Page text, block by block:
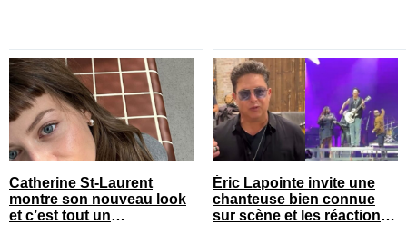
Catherine St-Laurent
montre son nouveau look
et c’est tout un
Éric Lapointe invite une
chanteuse bien connue
sur scène et les réactions